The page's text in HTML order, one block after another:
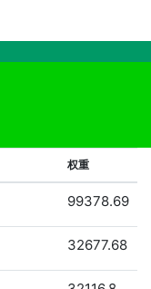
权重
99378.69
32677.68